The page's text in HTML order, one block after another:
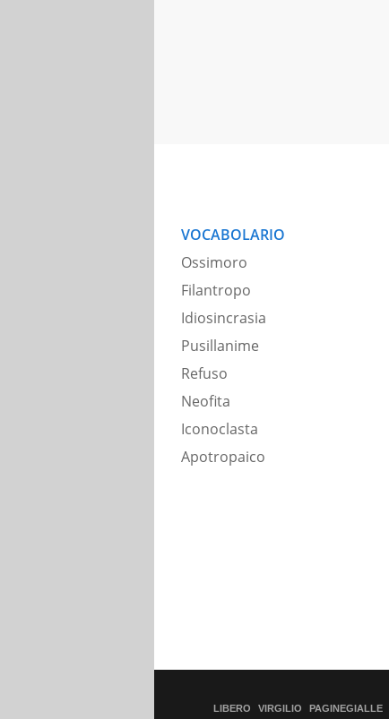
VOCABOLARIO
Ossimoro
Filantropo
Idiosincrasia
Pusillanime
Refuso
Neofita
Iconoclasta
Apotropaico
LIBERO VIRGILIO PAGINEGIALLE